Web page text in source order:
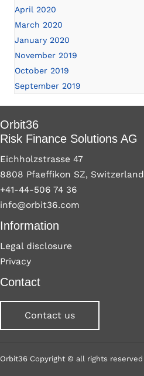
April 2020
March 2020
January 2020
November 2019
October 2019
September 2019
Orbit36
Risk Finance Solutions AG
Eichholzstrasse 47
8808 Pfaeffikon SZ, Switzerland
+41-44-506 74 36
info@orbit36.com
Information
Legal disclosure
Privacy
Contact
Contact us
Orbit36 Copyright © all rights reserved